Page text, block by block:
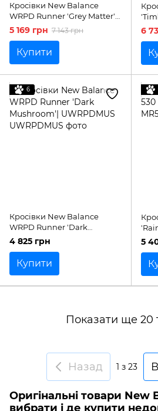
Кросівки New Balance
WRPD Runner 'Grey Matter'|
UWRPDCON
5 169 грн 7 143 грн
Купити
6
6
Кросівки New Balance
WRPD Runner 'Dark
Mushroom'| UWRPDMUS
4 825 грн
Купити
5
Показати ще 20
Назад 1 з 23
Оригінальні товари New
вибрати і де купити